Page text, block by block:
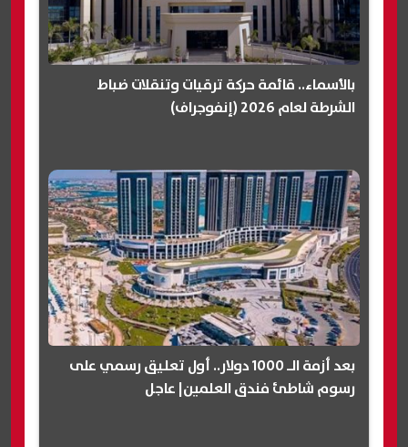
بالأسماء.. قائمة حركة ترقيات وتنقلات ضباط
الشرطة لعام 2026 (إنفوجراف)
بعد أزمة الـ 1000 دولار.. أول تعليق رسمي على
رسوم شاطئ فندق العلمين| عاجل